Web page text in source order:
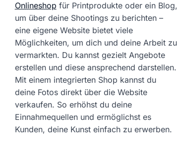
Onlineshop für Printprodukte oder ein Blog,
um über deine Shootings zu berichten –
eine eigene Website bietet viele
Möglichkeiten, um dich und deine Arbeit zu
vermarkten. Du kannst gezielt Angebote
erstellen und diese ansprechend darstellen.
Mit einem integrierten Shop kannst du
deine Fotos direkt über die Website
verkaufen. So erhöhst du deine
Einnahmequellen und ermöglichst es
Kunden, deine Kunst einfach zu erwerben.